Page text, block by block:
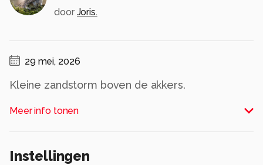
door Joris.
29 mei, 2026
Kleine zandstorm boven de akkers.
Alle rechten voorbehouden
Meer info tonen
Instellingen